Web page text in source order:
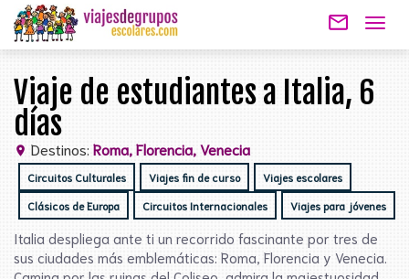
mail_outline
Viaje de estudiantes a Italia, 6
días
location_on Destinos: Roma, Florencia, Venecia
Circuitos Culturales Viajes fin de curso Viajes escolares
Clásicos de Europa Circuitos Internacionales Viajes para jóvenes
Italia despliega ante ti un recorrido fascinante por tres de
sus ciudades más emblemáticas: Roma, Florencia y Venecia.